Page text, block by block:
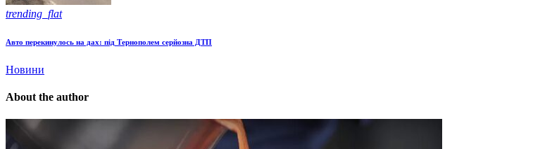
trending_flat
Авто перекинулось на дах: під Тернополем серйозна ДТП
Новини
About the author